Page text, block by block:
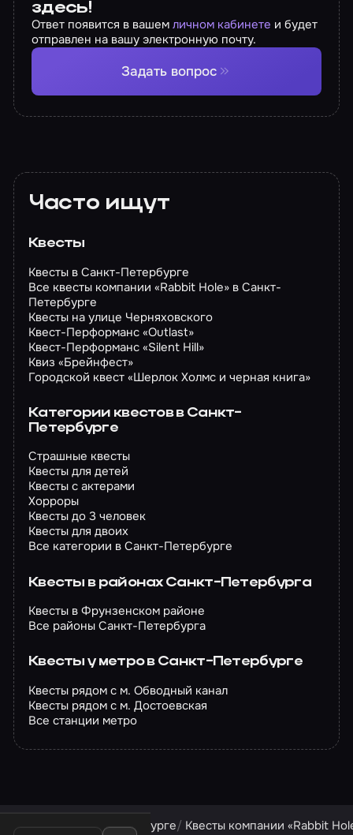
здесь!
Ответ появится в вашемличном кабинете и будет
отправлен на вашу электронную почту.
Задать вопрос
Часто ищут
Квесты
Квесты в Санкт-Петербурге
Все квесты компании «Rabbit Hole» в Санкт-
Петербурге
Квесты на улице Черняховского
Квест-Перформанс «Outlast»
Квест-Перформанс «Silent Hill»
Квиз «Брейнфест»
Городской квест «Шерлок Холмс и черная книга»
Категории квестов в Санкт-
Петербурге
Страшные квесты
Квесты для детей
Квесты с актерами
Хорроры
Квесты до 3 человек
Квесты для двоих
Все категории в Санкт-Петербурге
Квесты в районах Санкт-Петербурга
Квесты в Фрунзенском районе
Все районы Санкт-Петербурга
Квесты у метро в Санкт-Петербурге
Квесты рядом с м. Обводный канал
Квесты рядом с м. Достоевская
Все станции метро
Квесты в Санкт-Петербурге Квесты компании «Rabbit